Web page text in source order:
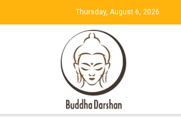
Thursday, August 6, 2026